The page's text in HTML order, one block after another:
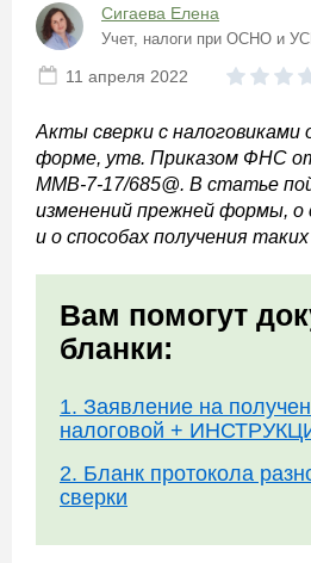
Сигаева Елена
Учет, налоги при ОСНО и
11 апреля 2022
Акты сверки с
форме, утв. Приказом ФНС
ММВ-7-17/685@. В статье
изменений прежней формы, о
и о способах получения
Вам помогут
бланки:
1. Заявление на
налоговой +
2. Бланк протокола
сверки